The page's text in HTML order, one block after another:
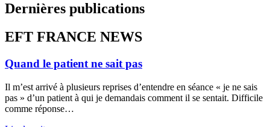
Dernières publications
EFT FRANCE NEWS
Quand le patient ne sait pas
Il m’est arrivé à plusieurs reprises d’entendre en séance « je ne sais
pas » d’un patient à qui je demandais comment il se sentait. Difficile
comme réponse…